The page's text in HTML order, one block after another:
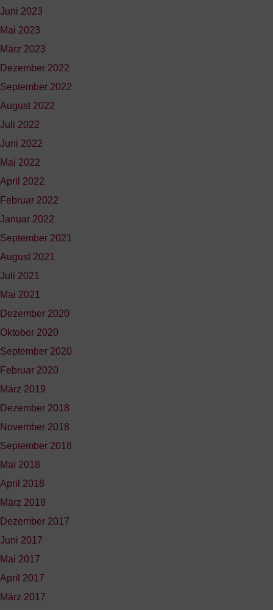
Juni 2023
Mai 2023
März 2023
Dezember 2022
September 2022
August 2022
Juli 2022
Juni 2022
Mai 2022
April 2022
Februar 2022
Januar 2022
September 2021
August 2021
Juli 2021
Mai 2021
Dezember 2020
Oktober 2020
September 2020
Februar 2020
März 2019
Dezember 2018
November 2018
September 2018
Mai 2018
April 2018
März 2018
Dezember 2017
Juni 2017
Mai 2017
April 2017
März 2017